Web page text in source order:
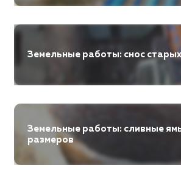
Земельные работы: снос
Земельные работы: сливные
размеров